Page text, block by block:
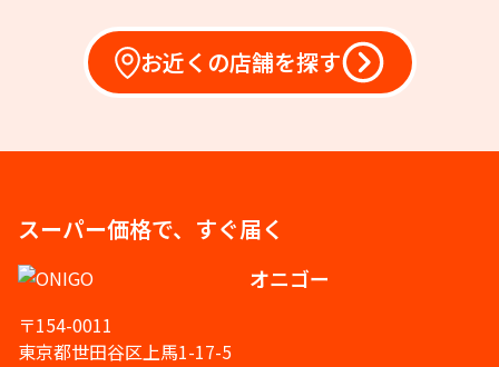
お近くの店舗を探す
スーパー価格で、すぐ届く
オニゴー
〒154-0011
東京都世田谷区上馬1-17-5